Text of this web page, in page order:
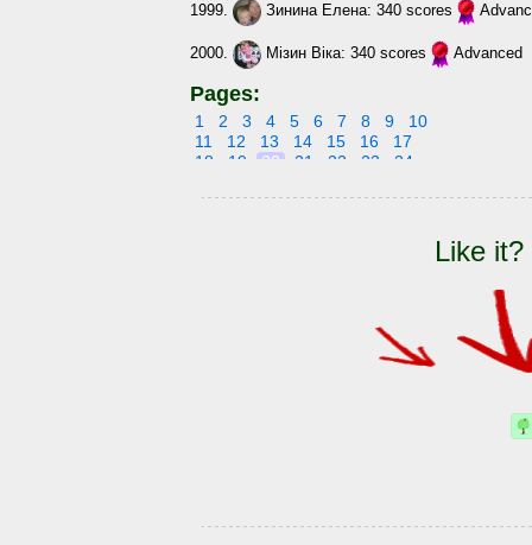
1999. Зинина Елена: 340 scores
2000. Мізин Віка: 340 scores Advanced
Pages:
1 2 3 4 5 6 7 8 9
10
11
12 13 14 15 16
17
18
19 20 21 22 23
24
32
Like